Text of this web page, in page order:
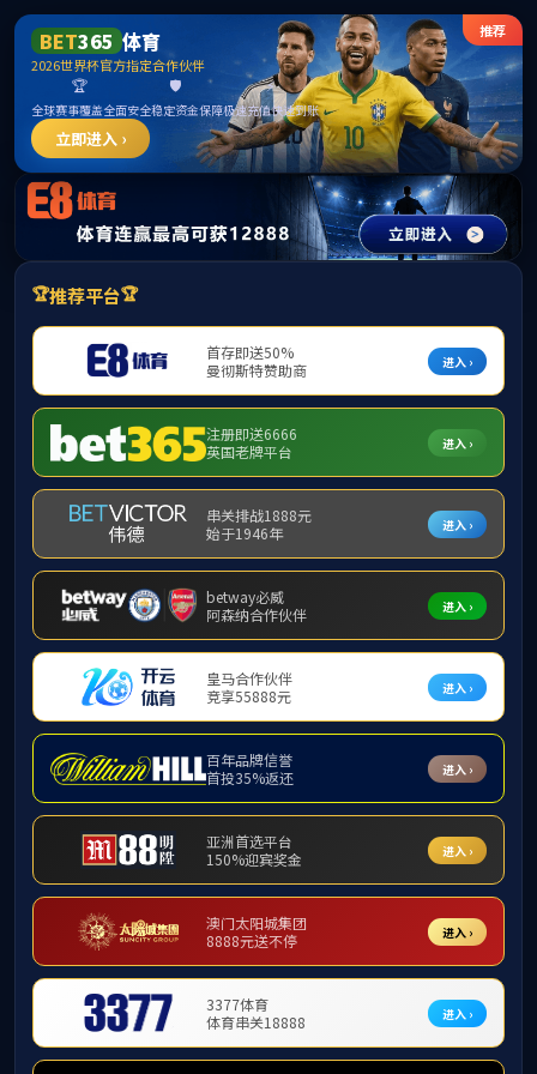
******
2138cn太阳集团(中国VIP认证)古天乐代言品牌-Green
Moving Future
网站首页
2019-2020学年度校历(调整版）
来源：2138CC太阳
上一条：2020-2021学年度校历
下一条：2019-2020学年校历